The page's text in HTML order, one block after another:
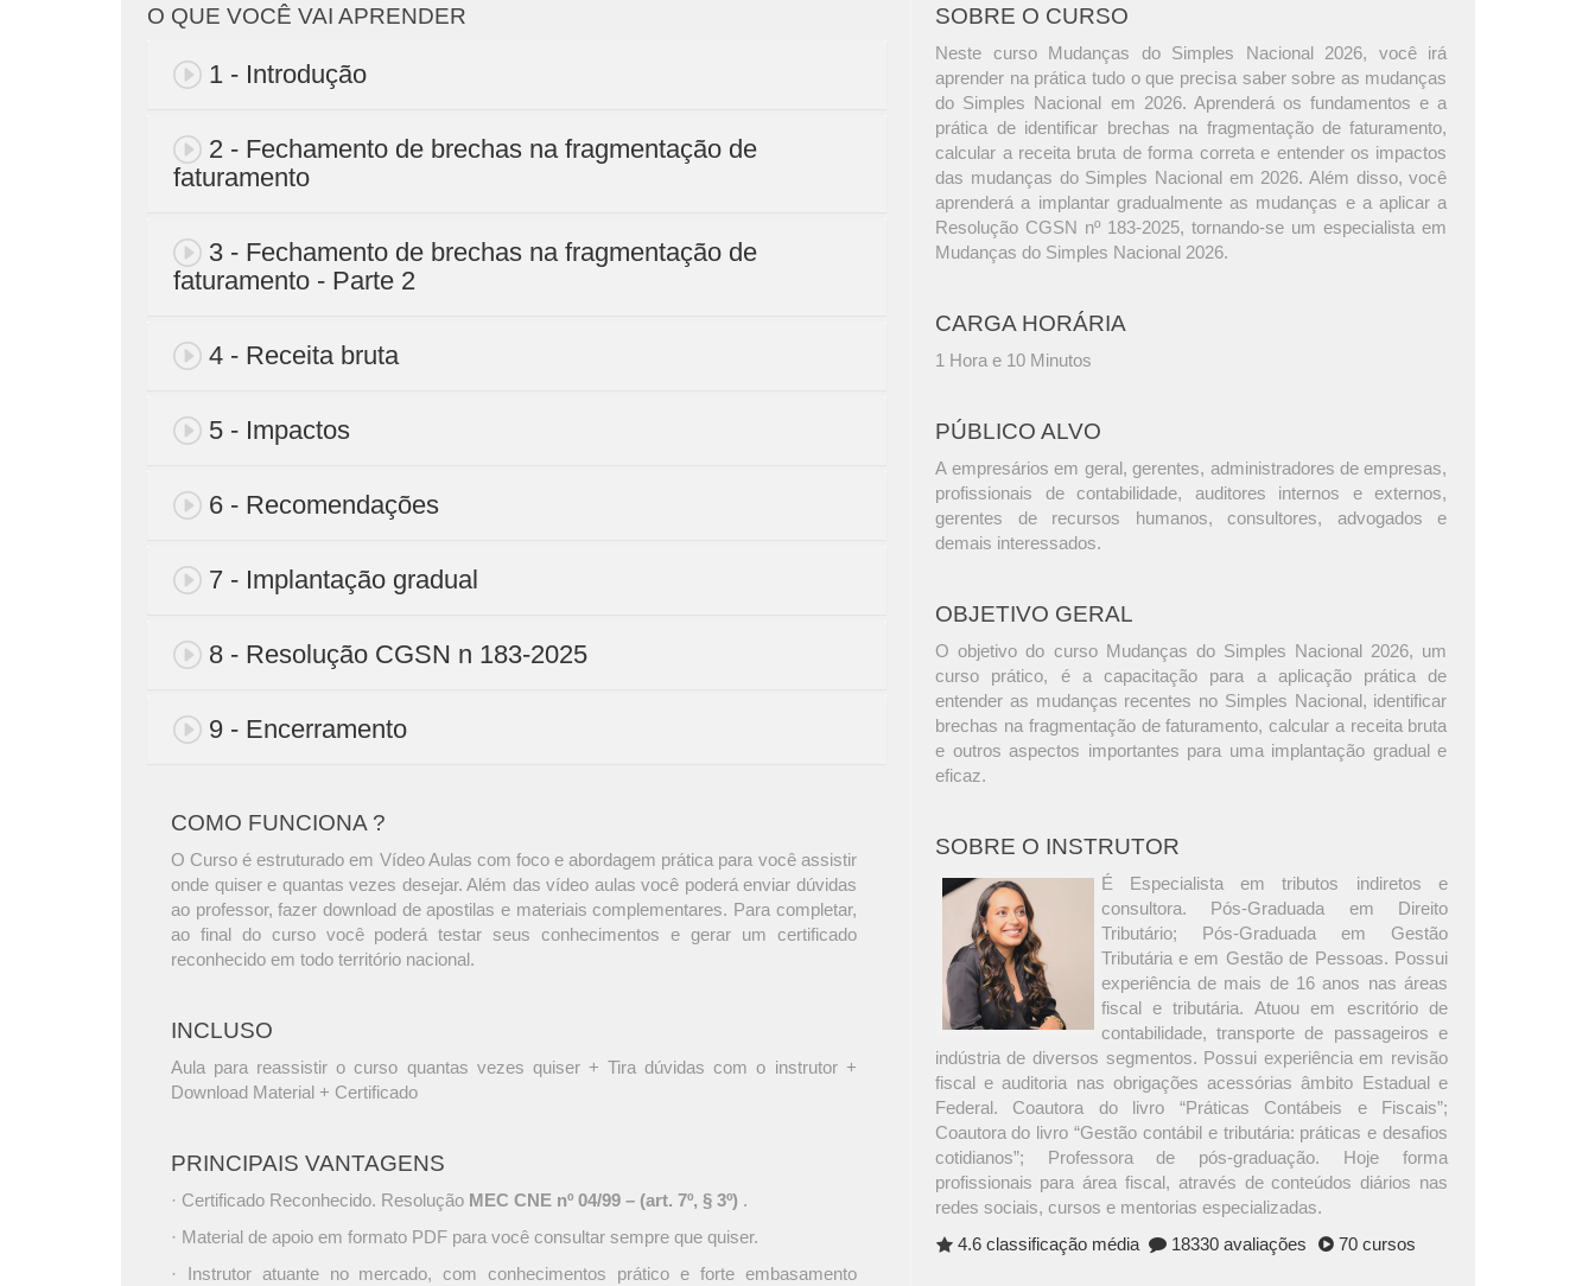
O QUE VOCÊ VAI APRENDER
1 - Introdução
2 - Fechamento de brechas na fragmentação de
faturamento
3 - Fechamento de brechas na fragmentação de
faturamento - Parte 2
4 - Receita bruta
5 - Impactos
6 - Recomendações
7 - Implantação gradual
8 - Resolução CGSN n 183-2025
9 - Encerramento
COMO FUNCIONA ?
O Curso é estruturado em Vídeo Aulas com foco e abordagem prática para você assistir
onde quiser e quantas vezes desejar. Além das vídeo aulas você poderá enviar dúvidas
ao professor, fazer download de apostilas e materiais complementares. Para completar,
ao final do curso você poderá testar seus conhecimentos e gerar um certificado
reconhecido em todo território nacional.
INCLUSO
Aula para reassistir o curso quantas vezes quiser + Tira dúvidas com o instrutor +
Download Material + Certificado
PRINCIPAIS VANTAGENS
· Certificado Reconhecido. Resolução MEC CNE nº 04/99 – (art. 7º, § 3º) .
· Material de apoio em formato PDF para você consultar sempre que quiser.
· Instrutor atuante no mercado, com conhecimentos prático e forte embasamento
SOBRE O CURSO
Neste curso Mudanças do Simples Nacional 2026, você irá
aprender na prática tudo o que precisa saber sobre as mudanças
do Simples Nacional em 2026. Aprenderá os fundamentos e a
prática de identificar brechas na fragmentação de faturamento,
calcular a receita bruta de forma correta e entender os impactos
das mudanças do Simples Nacional em 2026. Além disso, você
aprenderá a implantar gradualmente as mudanças e a aplicar a
Resolução CGSN nº 183-2025, tornando-se um especialista em
Mudanças do Simples Nacional 2026.
CARGA HORÁRIA
1 Hora e 10 Minutos
PÚBLICO ALVO
A empresários em geral, gerentes, administradores de empresas,
profissionais de contabilidade, auditores internos e externos,
gerentes de recursos humanos, consultores, advogados e
demais interessados.
OBJETIVO GERAL
O objetivo do curso Mudanças do Simples Nacional 2026, um
curso prático, é a capacitação para a aplicação prática de
entender as mudanças recentes no Simples Nacional, identificar
brechas na fragmentação de faturamento, calcular a receita bruta
e outros aspectos importantes para uma implantação gradual e
eficaz.
SOBRE O INSTRUTOR
É Especialista em tributos indiretos e
consultora. Pós-Graduada em Direito
Tributário; Pós-Graduada em Gestão
Tributária e em Gestão de Pessoas. Possui
experiência de mais de 16 anos nas áreas
fiscal e tributária. Atuou em escritório de
contabilidade, transporte de passageiros e
indústria de diversos segmentos. Possui experiência em revisão
fiscal e auditoria nas obrigações acessórias âmbito Estadual e
Federal. Coautora do livro “Práticas Contábeis e Fiscais”;
Coautora do livro “Gestão contábil e tributária: práticas e desafios
cotidianos”; Professora de pós-graduação. Hoje forma
profissionais para área fiscal, através de conteúdos diários nas
redes sociais, cursos e mentorias especializadas.
4.6 classificação média
18330 avaliações 70 cursos